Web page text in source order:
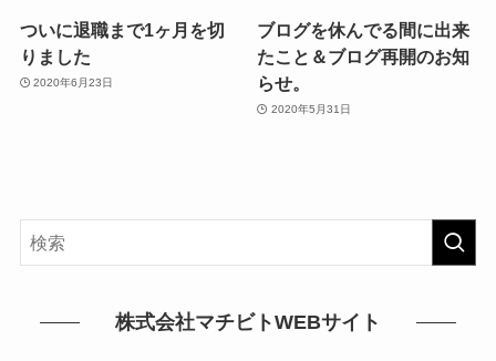
ついに退職まで1ヶ月を切
りました
2020年6月23日
ブログを休んでる間に出来
たこと＆ブログ再開のお知
らせ。
2020年5月31日
株式会社マチビトWEBサイト